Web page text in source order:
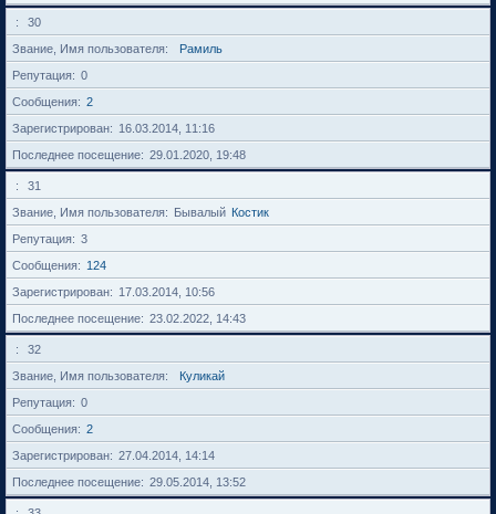
30
Звание, Имя пользователя
Рамиль
Репутация
0
Сообщения
2
Зарегистрирован
16.03.2014, 11:16
Последнее посещение
29.01.2020, 19:48
31
Звание, Имя пользователя
Бывалый Костик
Репутация
3
Сообщения
124
Зарегистрирован
17.03.2014, 10:56
Последнее посещение
23.02.2022, 14:43
32
Звание, Имя пользователя
Куликай
Репутация
0
Сообщения
2
Зарегистрирован
27.04.2014, 14:14
Последнее посещение
29.05.2014, 13:52